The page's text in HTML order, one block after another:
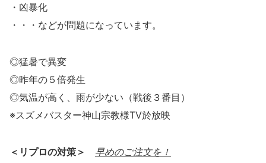
・凶暴化
・・・などが問題になっています。
◎猛暑で異変
◎昨年の５倍発生
◎気温が高く、雨が少ない（戦後３番目）
※スズメバスター神山宗教様TV於放映
＜リプロの対策＞
早めのご注文を！